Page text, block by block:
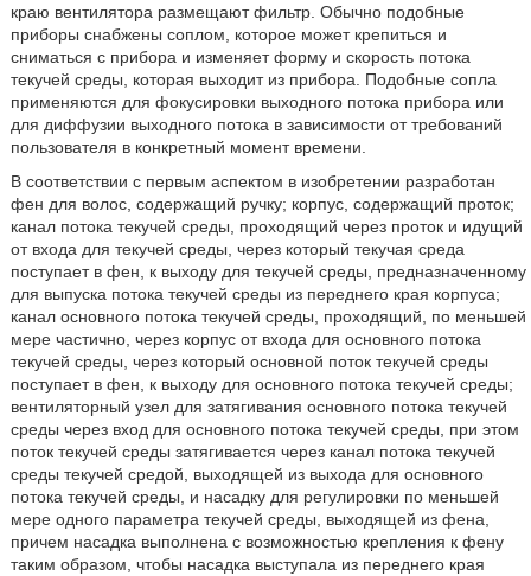
краю вентилятора размещают фильтр. Обычно подобные
приборы снабжены соплом, которое может крепиться и
сниматься с прибора и изменяет форму и скорость потока
текучей среды, которая выходит из прибора. Подобные сопла
применяются для фокусировки выходного потока прибора или
для диффузии выходного потока в зависимости от требований
пользователя в конкретный момент времени.
В соответствии с первым аспектом в изобретении разработан
фен для волос, содержащий ручку; корпус, содержащий проток;
канал потока текучей среды, проходящий через проток и идущий
от входа для текучей среды, через который текучая среда
поступает в фен, к выходу для текучей среды, предназначенному
для выпуска потока текучей среды из переднего края корпуса;
канал основного потока текучей среды, проходящий, по меньшей
мере частично, через корпус от входа для основного потока
текучей среды, через который основной поток текучей среды
поступает в фен, к выходу для основного потока текучей среды;
вентиляторный узел для затягивания основного потока текучей
среды через вход для основного потока текучей среды, при этом
поток текучей среды затягивается через канал потока текучей
среды текучей средой, выходящей из выхода для основного
потока текучей среды, и насадку для регулировки по меньшей
мере одного параметра текучей среды, выходящей из фена,
причем насадка выполнена с возможностью крепления к фену
таким образом, чтобы насадка выступала из переднего края